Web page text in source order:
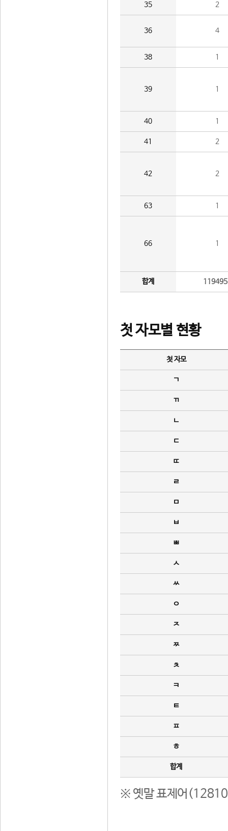
35 2
36 4
38 1
39 1
40 1
41 2
42 2
63 1
66 1
합계
첫 자모별 현황
첫 자모
ㄱ
ㄲ
ㄴ
ㄷ
ㄸ
ㄹ
ㅁ
ㅂ
ㅃ
ㅅ
ㅆ
ㅇ
ㅈ
ㅉ
ㅊ
ㅋ
ㅌ
ㅍ
ㅎ
합계
※ 옛말 표제어(12810